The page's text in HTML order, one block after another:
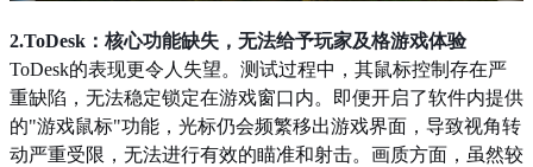
2.ToDesk：核心功能缺失，无法给予玩家及格游戏体验
ToDesk的表现更令人失望。测试过程中，其鼠标控制存在严
重缺陷，无法稳定锁定在游戏窗口内。即便开启了软件内提供
的"游戏鼠标"功能，光标仍会频繁移出游戏界面，导致视角转
动严重受限，无法进行有效的瞄准和射击。画质方面，虽然较